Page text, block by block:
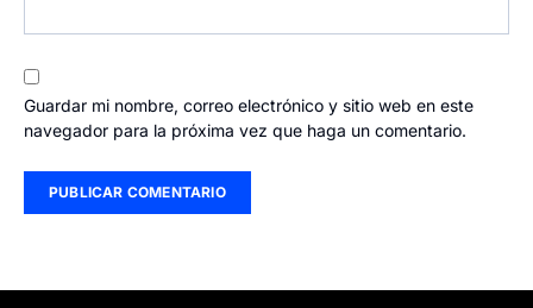
Guardar mi nombre, correo electrónico y sitio web en este
navegador para la próxima vez que haga un comentario.